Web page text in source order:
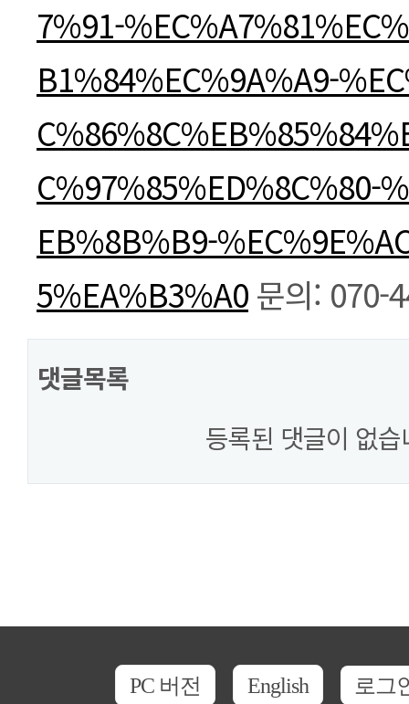
7%91-
B1%84%EC%9A%A9-
C%97%85%ED%8C%80-
EB%8B%B9-
5%EA%B3%A0문의: 070-
댓글목록
등록된 댓글이 없습
PC 버전 English 로그